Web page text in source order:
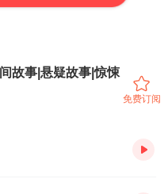
故事|悬疑故事|惊悚
免费订阅